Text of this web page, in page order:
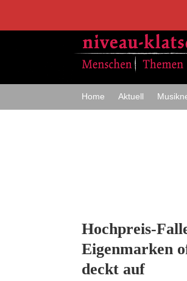
Home Aktuell
Hochpreis-
Eigenmarken
deckt auf